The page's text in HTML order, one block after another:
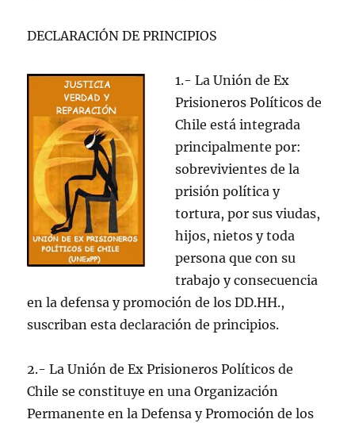
DECLARACIÓN DE PRINCIPIOS
1.- La Unión de Ex
Prisioneros Políticos de
Chile está integrada
principalmente por:
sobrevivientes de la
prisión política y
tortura, por sus viudas,
hijos, nietos y toda
persona que con su
trabajo y consecuencia
en la defensa y promoción de los DD.HH.,
suscriban esta declaración de principios.
2.- La Unión de Ex Prisioneros Políticos de
Chile se constituye en una Organización
Permanente en la Defensa y Promoción de los